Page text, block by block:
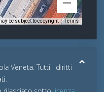
be subject to copyright Terms
Veneta. Tutti i diritti